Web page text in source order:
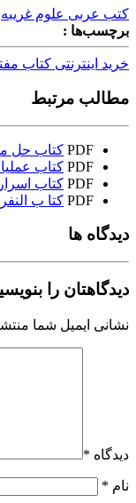
کتب عربی علوم غریبه
برچسب‌ها :
خرید اینترنتی کتاب
مطالب مرتبط
PDF کتاب حل
PDF کتاب
PDF کتاب
PDF کتا ب
دیدگاه ها
دیدگاهتان را
نشانی ایمیل شما
دیدگاه *
نام *